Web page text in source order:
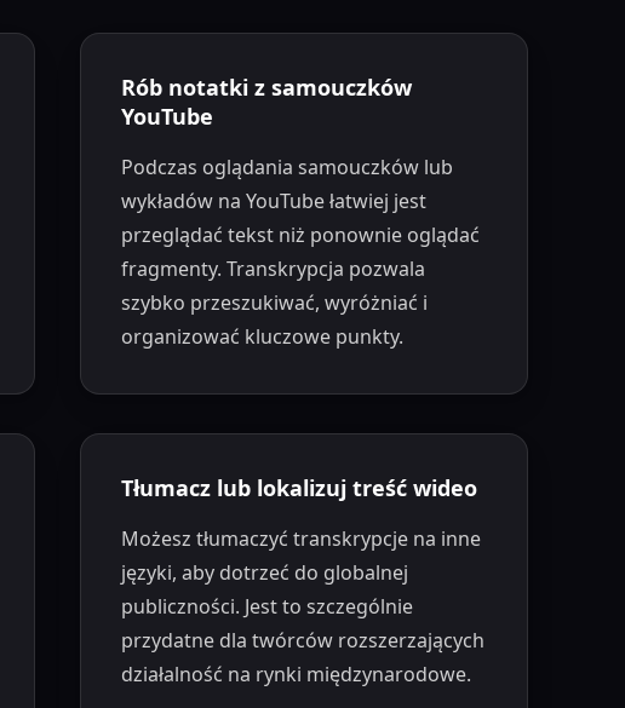
Rób notatki z samouczków
YouTube
Podczas oglądania samouczków lub
wykładów na YouTube łatwiej jest
przeglądać tekst niż ponownie oglądać
fragmenty. Transkrypcja pozwala
szybko przeszukiwać, wyróżniać i
organizować kluczowe punkty.
Tłumacz lub lokalizuj treść wideo
Możesz tłumaczyć transkrypcje na inne
języki, aby dotrzeć do globalnej
publiczności. Jest to szczególnie
przydatne dla twórców rozszerzających
działalność na rynki międzynarodowe.